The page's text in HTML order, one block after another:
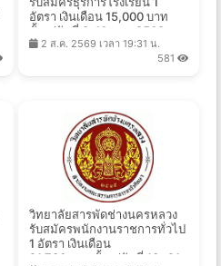
อัตรา เงินเดือน 15,000 บาท
ตั้งแต่วันที่ 3-10 ส.ค. 2569
2 ส.ค. 2569 เวลา 19:31 น.
581
วิทยาลัยสารพัดช่างนครหลวง
รับสมัครพนักงานราชการทั่วไป
1 อัตรา เงินเดือน
21,780 บาท ตั้งแต่วันที่ 13 -21